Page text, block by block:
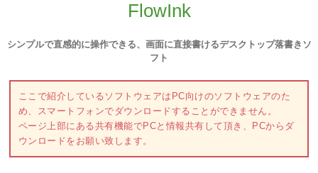
FlowInk
シンプルで直感的に操作できる、画面に直接書けるデスクトップ落書きソ
フト
ここで紹介しているソフトウェアはPC向けのソフトウェアのた
め、スマートフォンでダウンロードすることができません。
ページ上部にある共有機能でPCと情報共有して頂き、PCからダ
ウンロードをお願い致します。